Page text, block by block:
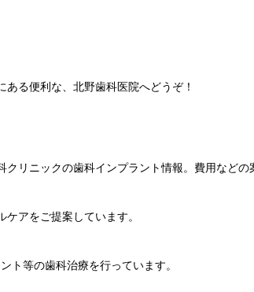
る便利な、北野歯科医院へどうぞ！
リニックの歯科インプラント情報。費用などの
アをご提案しています。
ト等の歯科治療を行っています。